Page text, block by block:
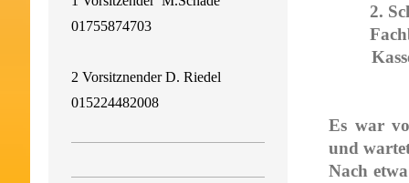
2.
Es war
und
Nach
01755874703
2 Vorsitznender D. Riedel
015224482008